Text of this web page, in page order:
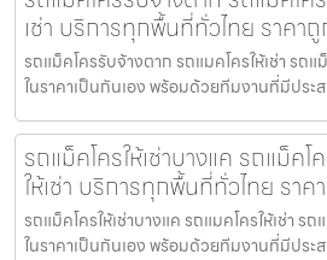
เช่า บริการทุกพื้นที่ทั่วไทย ราคา
รถแม็คโครรับจ้างตาก รถแมคโครให้เช่า รถ
ในราคาเป็นกันเอง พร้อมด้วยทีมงานที่มีประ
รถแม็คโครให้เช่าบางแค รถแม็ค
ให้เช่า บริการทุกพื้นที่ทั่วไทย ราค
รถแม็คโครให้เช่าบางแค รถแมคโครให้เช่า ร
ในราคาเป็นกันเอง พร้อมด้วยทีมงานที่มีประ